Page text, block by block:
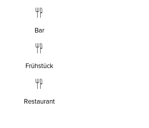
Bar
Frühstück
Restaurant